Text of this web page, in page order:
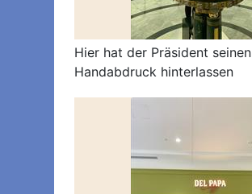
Hier hat der Präsident seinen
Handabdruck hinterlassen